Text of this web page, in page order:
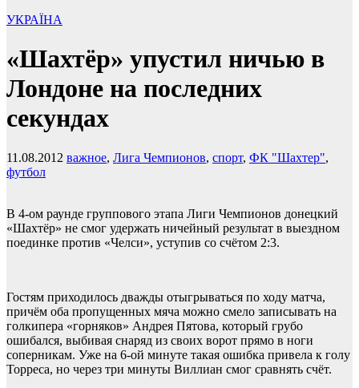
УКРАЇНА
«Шахтёр» упустил ничью в
Лондоне на последних
секундах
11.08.2012 важное, Лига Чемпионов, спорт, ФК "Шахтер",
футбол
В 4-ом раунде группового этапа Лиги Чемпионов донецкий
«Шахтёр» не смог удержать ничейный результат в выездном
поединке против «Челси», уступив со счётом 2:3.
Гостям приходилось дважды отыгрываться по ходу матча,
причём оба пропущенных мяча можно смело записывать на
голкипера «горняков» Андрея Пятова, который грубо
ошибался, выбивая снаряд из своих ворот прямо в ноги
соперникам. Уже на 6-ой минуте такая ошибка привела к голу
Торреса, но через три минуты Виллиан смог сравнять счёт.